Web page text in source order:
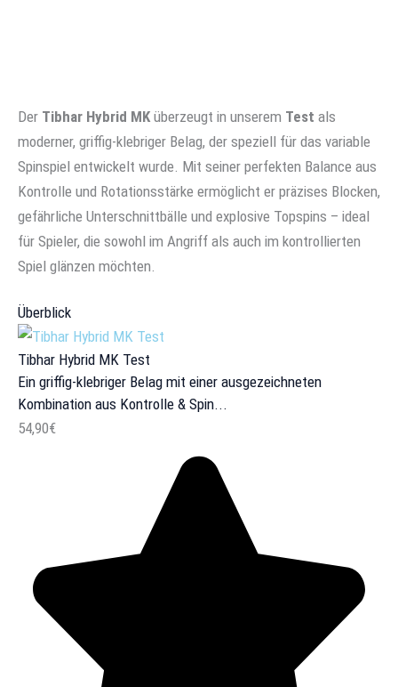
Der Tibhar Hybrid MK überzeugt in unserem Test als
moderner, griffig-klebriger Belag, der speziell für das variable
Spinspiel entwickelt wurde. Mit seiner perfekten Balance aus
Kontrolle und Rotationsstärke ermöglicht er präzises Blocken,
gefährliche Unterschnittbälle und explosive Topspins – ideal
für Spieler, die sowohl im Angriff als auch im kontrollierten
Spiel glänzen möchten.
Überblick
Tibhar Hybrid MK Test
Ein griffig-klebriger Belag mit einer ausgezeichneten
Kombination aus Kontrolle & Spin...
54,90€